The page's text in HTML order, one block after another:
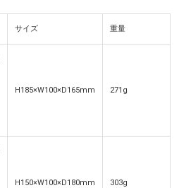
サイズ 重量
H185×W100×D165mm 271g
H150×W100×D180mm 303g